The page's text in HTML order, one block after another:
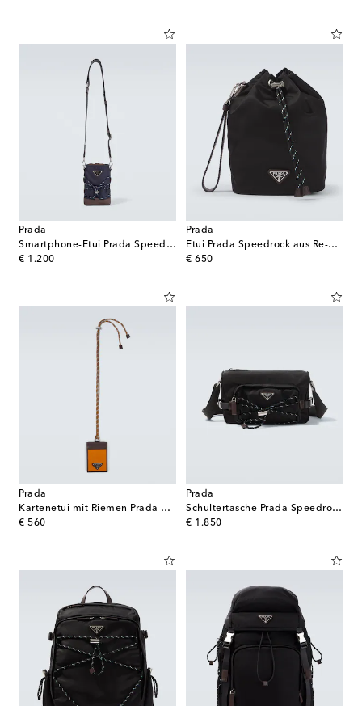
Prada
Smartphone-Etui Prada Speedrock aus Re-Nylon
€ 1.200
original price
Prada
Etui Prada Speedrock aus Re-Nylon mit Leder
€ 650
original price
Prada
Kartenetui mit Riemen Prada Speedrock aus Re-Nylon
€ 560
original price
Prada
Schultertasche Prada Speedrock aus Re-Nylon
€ 1.850
original price